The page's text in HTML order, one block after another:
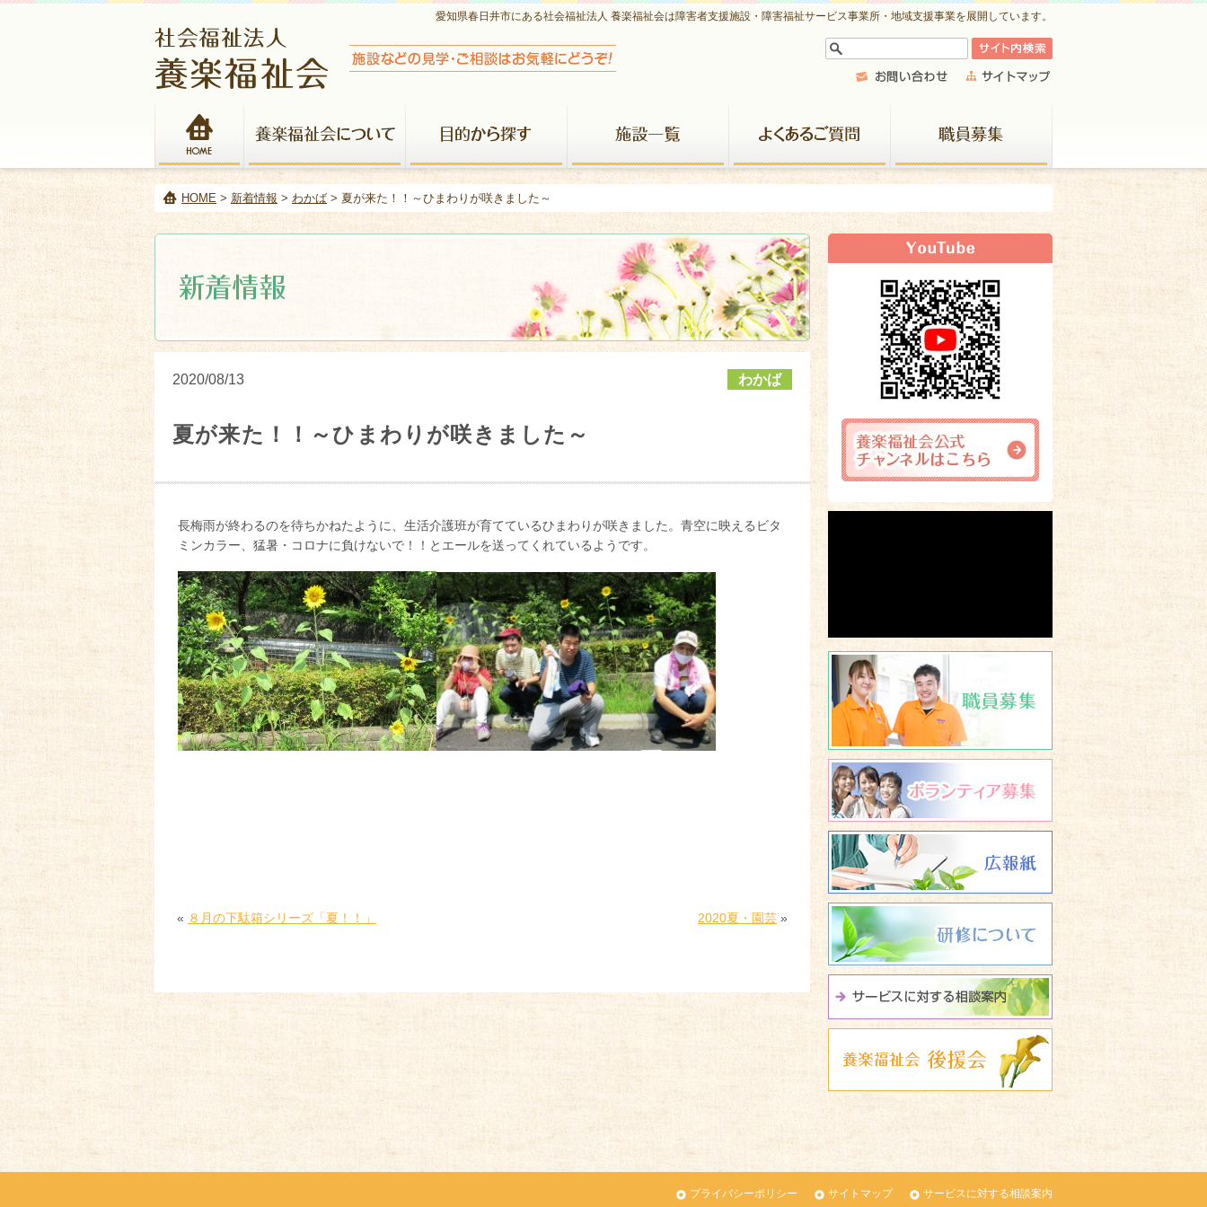
愛知県春日井市にある社会福祉法人 養楽福祉会は障害者支援施設・障害福祉サービス事業所・地域支援事業を展開しています。
HOME > 新着情報 > わかば > 夏が来た！！～ひまわりが咲きました～
新着情報
2020/08/13 わかば
夏が来た！！～ひまわりが咲きました～
長梅雨が終わるのを待ちかねたように、生活介護班が育てているひまわりが咲きました。青空に映えるビタ
ミンカラー、猛暑・コロナに負けないで！！とエールを送ってくれているようです。
« ８月の下駄箱シリーズ「夏！！」 2020夏・園芸 »
ボランティア募集
サービスに関する相談
養楽福祉会 後援会
プライバシーポリシー サイトマップ サービスに対する相談案内